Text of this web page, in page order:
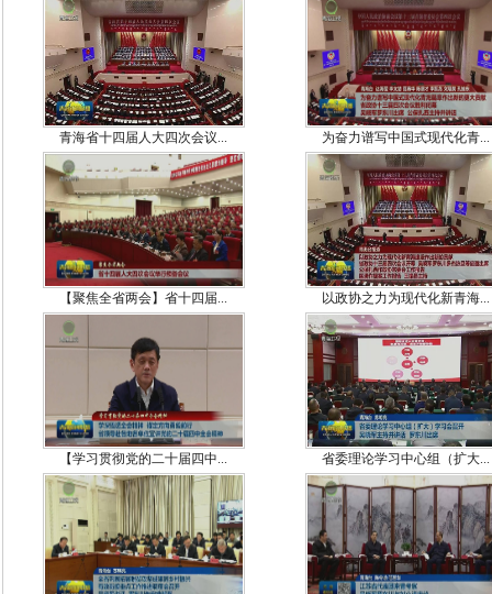
青海省十四届人大四次会议... 为奋力谱写中国式现代化青...
【聚焦全省两会】省十四届... 以政协之力为现代化新青海...
【学习贯彻党的二十届四中... 省委理论学习中心组（扩大...